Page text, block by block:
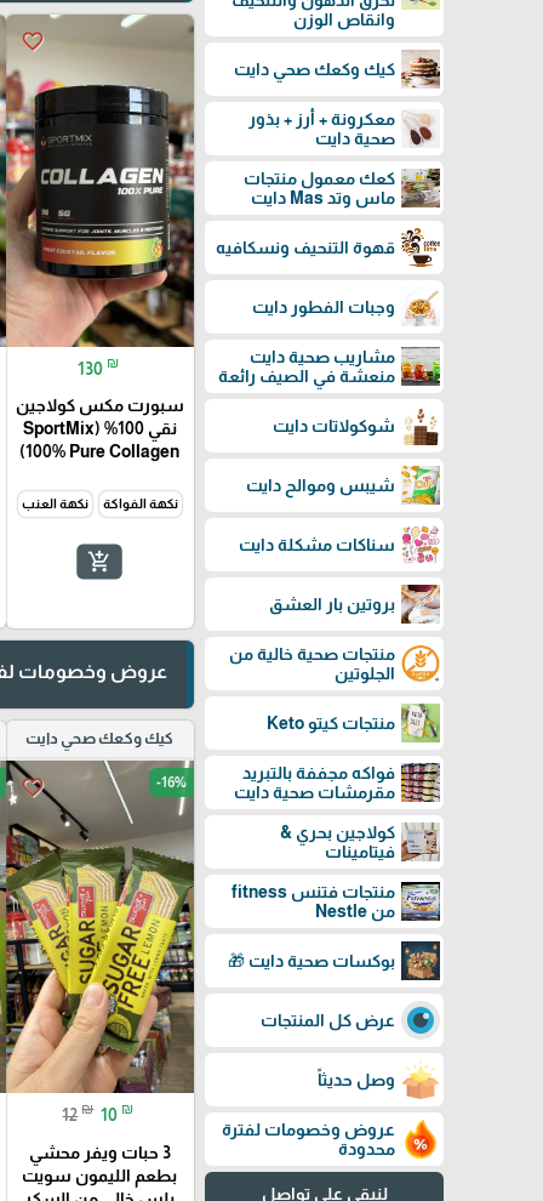
وانقاص الوزن
كيك وكعك صحي دايت
معكرونة + أرز + بذور
صحية دايت
كعك معمول منتجات
ماس وتد Mas دايت
قهوة التنحيف ونسكافيه
وجبات الفطور دايت
مشاريب صحية دايت
منعشة في الصيف رائعة
شوكولاتات دايت
شيبس وموالح دايت
سناكات مشكلة دايت
بروتين بار العشق
منتجات صحية خالية من
الجلوتين
منتجات كيتو Keto
فواكه مجففة بالتبريد
مقرمشات صحية دايت
كولاجين بحري &
فيتامينات
منتجات فتنس fitness
من Nestle
بوكسات صحية دايت 🎁
عرض كل المنتجات
وصل حديثاً
عروض وخصومات لفترة
محدودة
لنبقى على تواصل
favorite_border
130 ₪
سبورت مكس كولاجين
نقي 100% (SportMix
100% Pure Collagen)
نكهة الفواكة نكهة العنب
add_shopping_cart
عروض وخصومات
كيك وكعك صحي دايت
favorite_border -16%
12 ₪ 10 ₪
3 حبات ويفر محشي
بطعم الليمون سويت